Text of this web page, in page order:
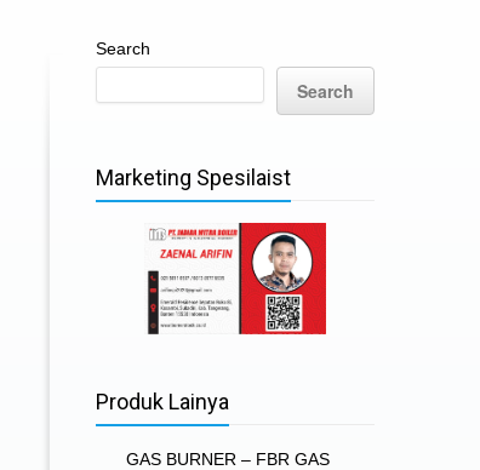
Search
Search
Marketing Spesilaist
Produk Lainya
GAS BURNER – FBR GAS